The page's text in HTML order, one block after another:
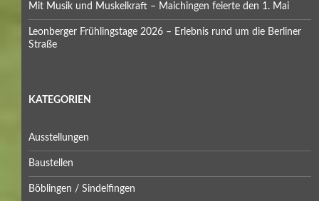
Mit Musik und Muskelkraft – Maichingen feierte den 1. Mai
Leonberger Frühlingstage 2026 – Erlebnis rund um die Berliner
Straße
KATEGORIEN
Ausstellungen
Baustellen
Böblingen / Sindelfingen